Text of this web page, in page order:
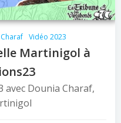
Vidéo 2023
Martinigol à
avec Dounia Charaf,